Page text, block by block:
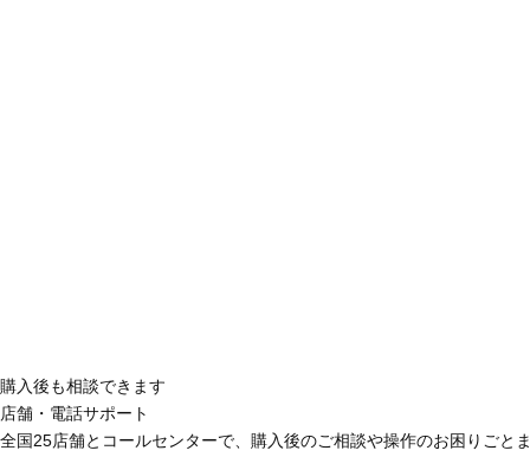
購入後も相談できます
店舗・電話サポート
全国25店舗とコールセンターで、購入後のご相談や操作のお困りごと